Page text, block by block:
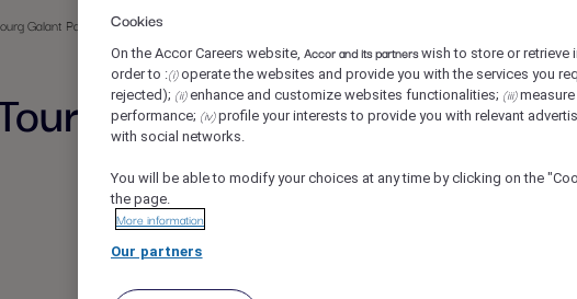
Galant Paris - Handwritten Collection, Paris, France
(F/H/X)
Cookies
On the Accor Careers website, Accor and its partnerswish to store or retrieve
order to :(i)operate the websites and provide you with the services you
rejected); (ii)enhance and customize websites functionalities; (iii)measure
performance; (iv)profile your interests to provide you with relevant
with social networks.
You will be able to modify your choices at any time by clicking on the
the page.
More information
Our partners